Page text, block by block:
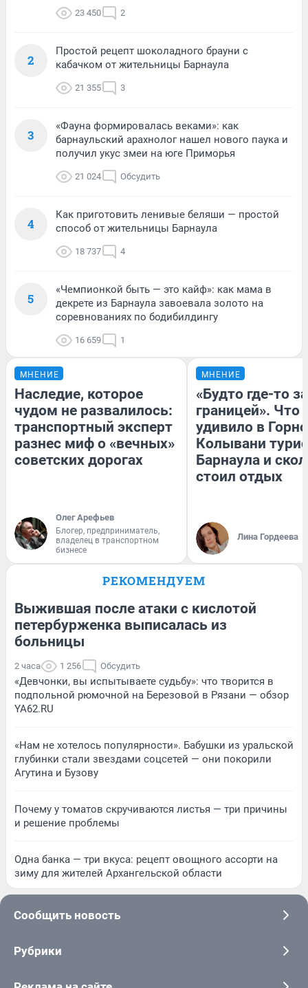
23 450 2
2
Простой рецепт шоколадного брауни с
кабачком от жительницы Барнаула
21 355 3
3
«Фауна формировалась веками»: как
барнаульский арахнолог нашел нового паука и
получил укус змеи на юге Приморья
21 024 Обсудить
4
Как приготовить ленивые беляши — простой
способ от жительницы Барнаула
18 737 4
5
«Чемпионкой быть — это кайф»: как мама в
декрете из Барнаула завоевала золото на
соревнованиях по бодибилдингу
16 659 1
МНЕНИЕ
Наследие, которое
чудом не развалилось:
транспортный эксперт
разнес миф о «вечных»
советских дорогах
Олег Арефьев
Блогер, предприниматель,
владелец в транспортном
бизнесе
МНЕНИЕ
«Будто где-то за
границей». Что
удивило в
Колывани
Барнаула и
стоил отдых
Лина Гордеева
РЕКОМЕНДУЕМ
Выжившая после атаки с кислотой
петербурженка выписалась из
больницы
2 часа 1 256 Обсудить
«Девчонки, вы испытываете судьбу»: что творится в
подпольной рюмочной на Березовой в Рязани — обзор
YA62.RU
«Нам не хотелось популярности». Бабушки из уральской
глубинки стали звездами соцсетей — они покорили
Агутина и Бузову
Почему у томатов скручиваются листья — три причины
и решение проблемы
Одна банка — три вкуса: рецепт овощного ассорти на
зиму для жителей Архангельской области
Сообщить новость
Рубрики